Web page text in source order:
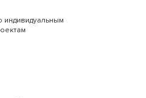
индивидуальным